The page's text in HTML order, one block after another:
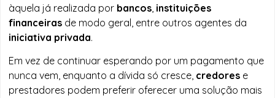
àquela já realizada por bancos instituições
financeiras de modo geral, entre outros agentes da
iniciativa privada.
Em vez de continuar esperando por um pagamento que
nunca vem, enquanto a dívida só cresce, credores e
prestadores podem preferir oferecer uma solução mais